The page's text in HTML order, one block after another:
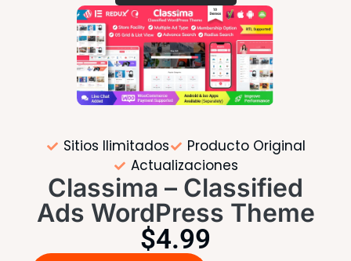
Sitios Ilimitados
Producto Original
Actualizaciones
Classima – Classified
Ads WordPress Theme
$4.99